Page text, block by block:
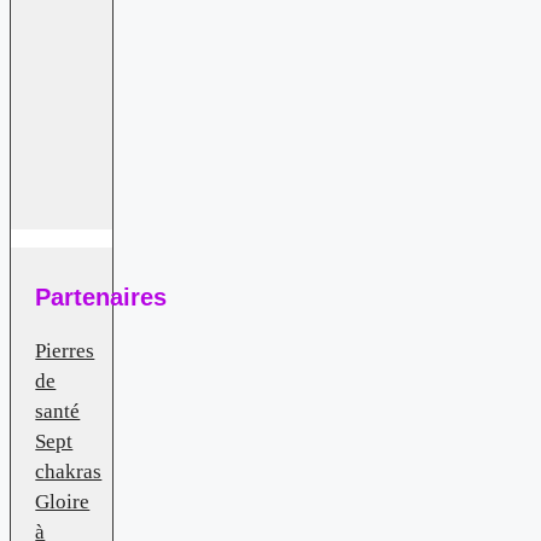
Partenaires
Pierres
de
santé
Sept
chakras
Gloire
à